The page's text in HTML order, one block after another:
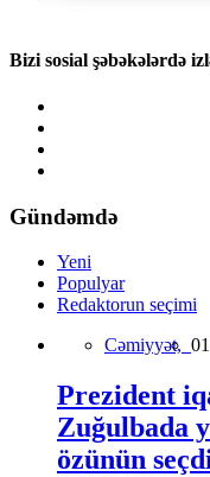
Bizi sosial şəbəkələrdə
Gündəmdə
Yeni
Populyar
Redaktorun seçimi
Cəmiyyət,
Prezident
Zuğulbada
özünün